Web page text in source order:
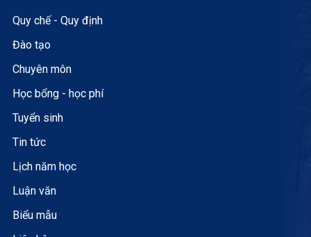
Quy chế - Quy định
Đào tạo
Chuyên môn
Học bổng - học phí
Tuyển sinh
Tin tức
Lịch năm học
Luận văn
Biểu mẫu